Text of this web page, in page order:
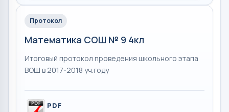
Протокол
Математика СОШ № 9 4кл
Итоговый протокол проведения школьного этапа
ВОШ в 2017-2018 уч.году
PDF